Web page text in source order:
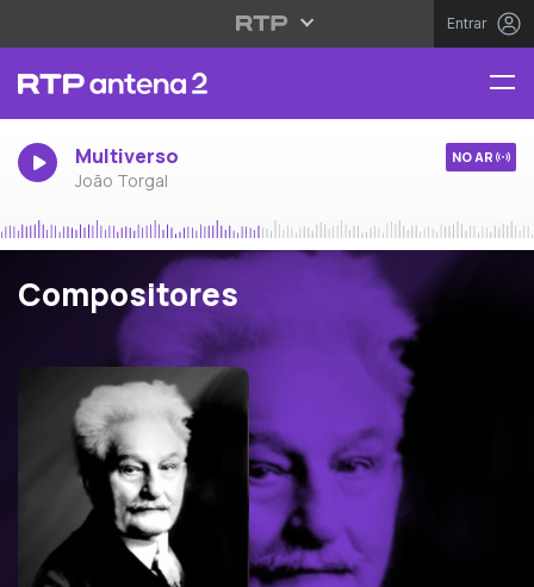
Entrar
Multiverso
João Torgal
NO AR
Compositores